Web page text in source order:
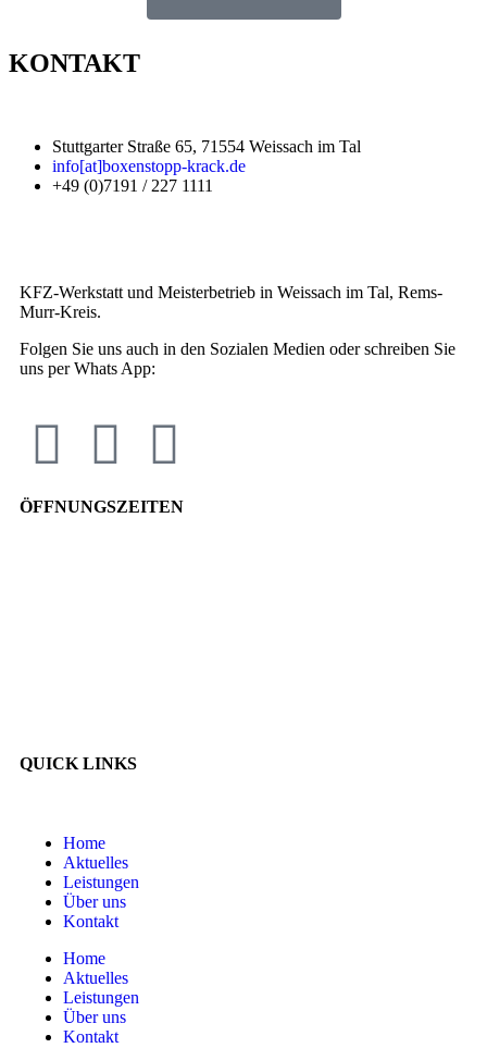
KONTAKT
Stuttgarter Straße 65, 71554 Weissach im Tal
info[at]boxenstopp-krack.de
+49 (0)7191 / 227 1111
KFZ-Werkstatt und Meisterbetrieb in Weissach im Tal, Rems-
Murr-Kreis.
Folgen Sie uns auch in den Sozialen Medien oder schreiben Sie
uns per Whats App:
ÖFFNUNGSZEITEN
QUICK LINKS
Home
Aktuelles
Leistungen
Über uns
Kontakt
Home
Aktuelles
Leistungen
Über uns
Kontakt